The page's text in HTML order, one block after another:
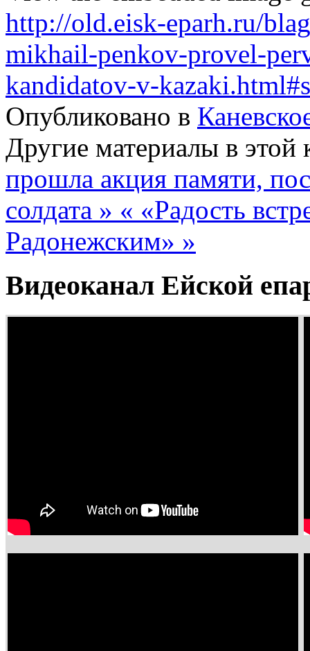
http://old.eisk-eparh.ru/
mikhail-penkov-provel-
kandidatov-v-
Опубликовано в
Другие материалы в этой
прошла акция памяти,
солдата » « «Радость
Радонежским» »
Видеоканал Ейской